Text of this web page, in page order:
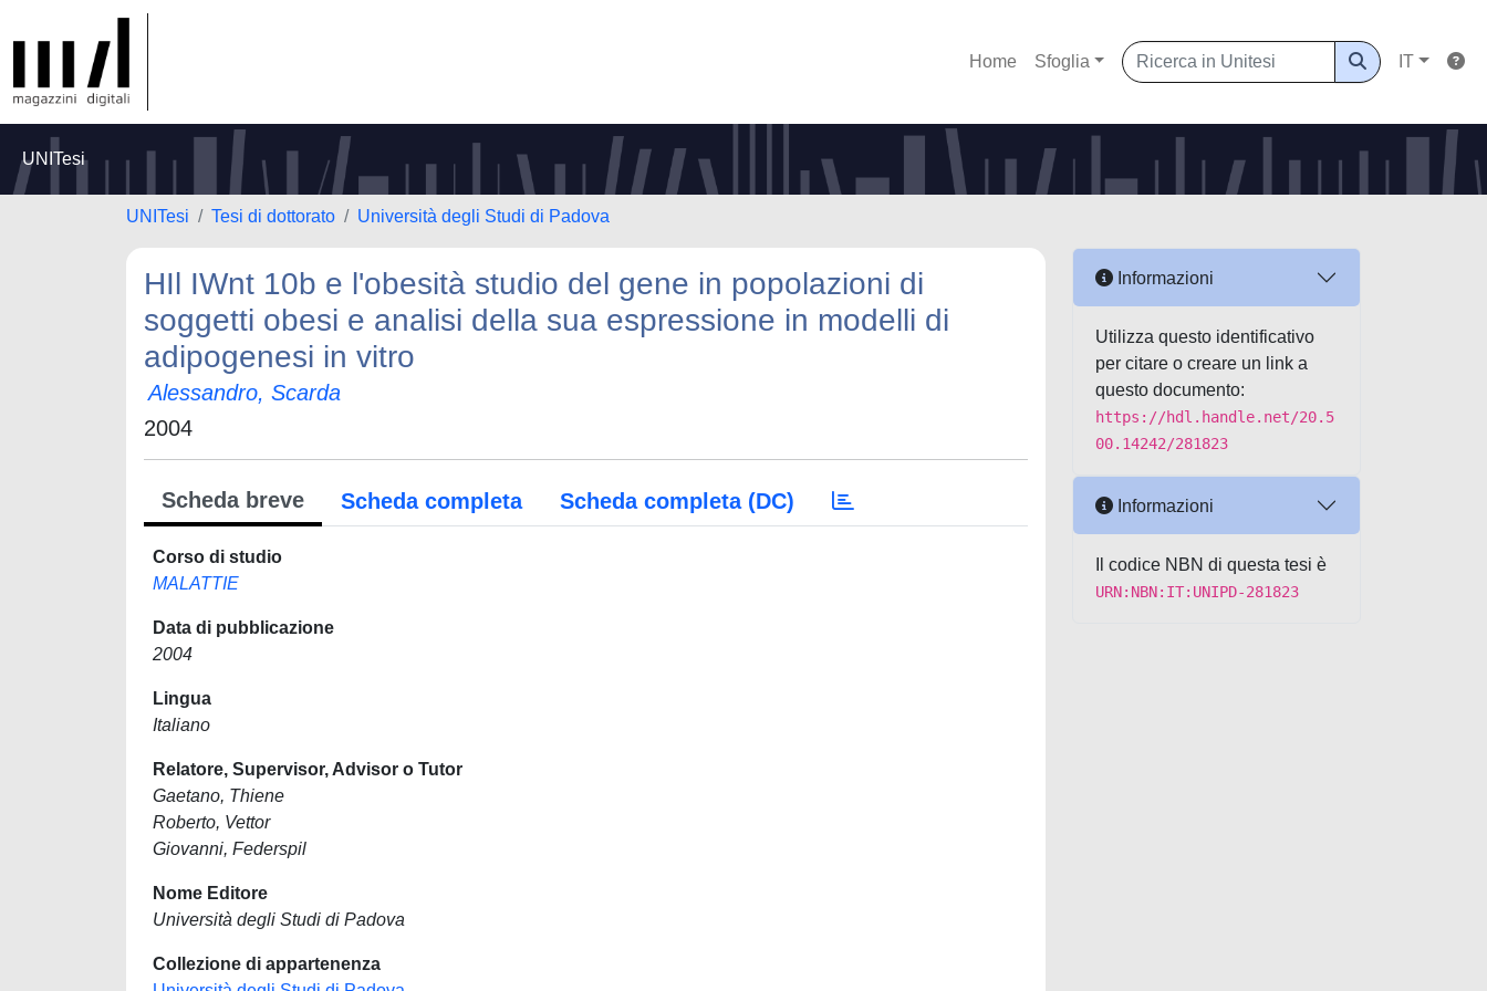
Home Sfoglia IT
UNITesi
UNITesi Tesi di dottorato Università degli Studi di Padova
HIl IWnt 10b e l'obesità studio del gene in popolazioni di
soggetti obesi e analisi della sua espressione in modelli di
adipogenesi in vitro
Alessandro, Scarda
2004
Scheda breve Scheda completa Scheda completa (DC)
Corso di studio
MALATTIE
Data di pubblicazione
2004
Lingua
Italiano
Relatore, Supervisor, Advisor o Tutor
Gaetano, Thiene
Roberto, Vettor
Giovanni, Federspil
Nome Editore
Università degli Studi di Padova
Collezione di appartenenza
Informazioni
Utilizza questo identificativo
per citare o creare un link a
questo documento:
https://hdl.handle.net/20.5
00.14242/281823
Informazioni
Il codice NBN di questa tesi è
URN:NBN:IT:UNIPD-281823